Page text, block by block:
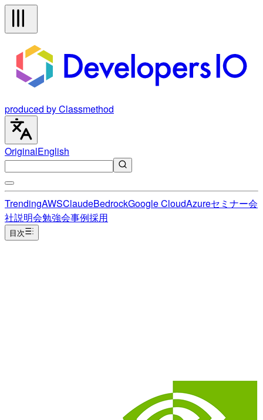
produced by Classmethod
OriginalEnglish
TrendingAWSClaudeBedrockGoogle CloudAzureセミナー会
社説明会勉強会事例採用
目次